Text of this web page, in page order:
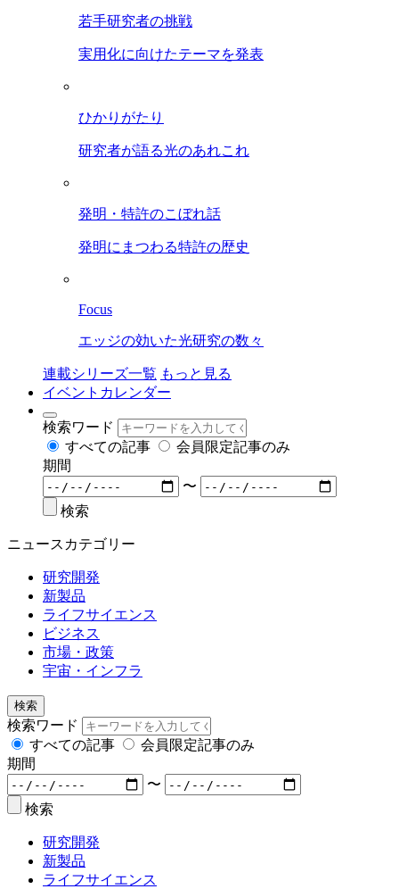
若手研究者の挑戦
実用化に向けたテーマを発表
ひかりがたり
研究者が語る光のあれこれ
発明・特許のこぼれ話
発明にまつわる特許の歴史
Focus
エッジの効いた光研究の数々
連載シリーズ一覧 もっと見る
イベントカレンダー
検索ワード
すべての記事
会員限定記事のみ
期間
〜
検索
ニュースカテゴリー
研究開発
新製品
ライフサイエンス
ビジネス
市場・政策
宇宙・インフラ
検索
検索ワード
すべての記事
会員限定記事のみ
期間
〜
検索
研究開発
新製品
ライフサイエンス